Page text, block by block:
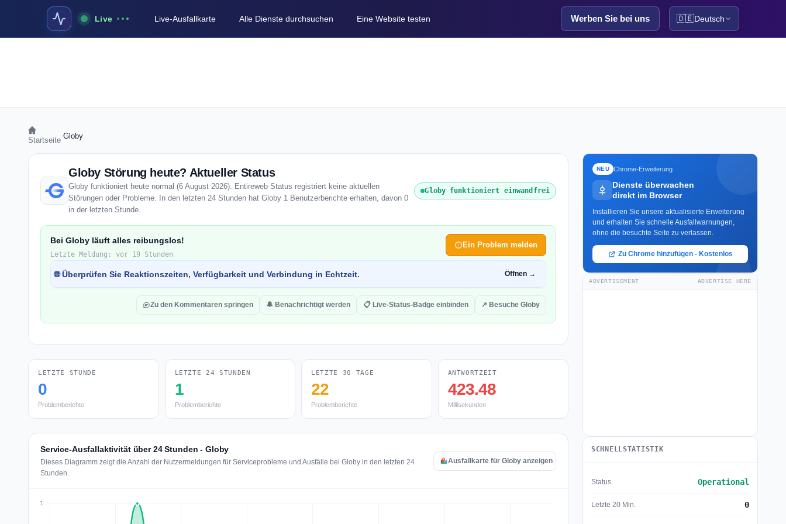
Live Live-Ausfallkarte Alle Dienste durchsuchen Eine Website testen Werben Sie bei uns 🇩🇪Deutsch
Startseite Globy
Globy Störung heute? Aktueller Status
Globy funktioniert heute normal (6 August 2026). Entireweb Status registriert keine aktuellen
Störungen oder Probleme. In den letzten 24 Stunden hat Globy 1 Benutzerberichte erhalten, davon 0
in der letzten Stunde.
Globy funktioniert einwandfrei
Bei Globy läuft alles reibungslos!
Letzte Meldung: vor 19 Stunden
Ein Problem melden
🌐 Überprüfen Sie Reaktionszeiten, Verfügbarkeit und Verbindung in Echtzeit. Öffnen →
Zu den Kommentaren springen 🔔 Benachrichtigt werden 📋 Live-Status-Badge einbinden ↗ Besuche Globy
LETZTE STUNDE
0
Problemberichte
LETZTE 24 STUNDEN
1
Problemberichte
LETZTE 30 TAGE
22
Problemberichte
ANTWORTZEIT
423.48
Millisekunden
Service-Ausfallaktivität über 24 Stunden - Globy
Dieses Diagramm zeigt die Anzahl der Nutzermeldungen für Serviceprobleme und Ausfälle bei Globy in den letzten 24
Stunden.
Ausfallkarte für Globy anzeigen
NEU Chrome-Erweiterung
Dienste überwachen
direkt im Browser
Installieren Sie unsere aktualisierte Erweiterung
und erhalten Sie schnelle Ausfallwarnungen,
ohne die besuchte Seite zu verlassen.
Zu Chrome hinzufügen - Kostenlos
ADVERTISEMENT ADVERTISE HERE
SCHNELLSTATISTIK
Status Operational
Letzte 20 Min. 0